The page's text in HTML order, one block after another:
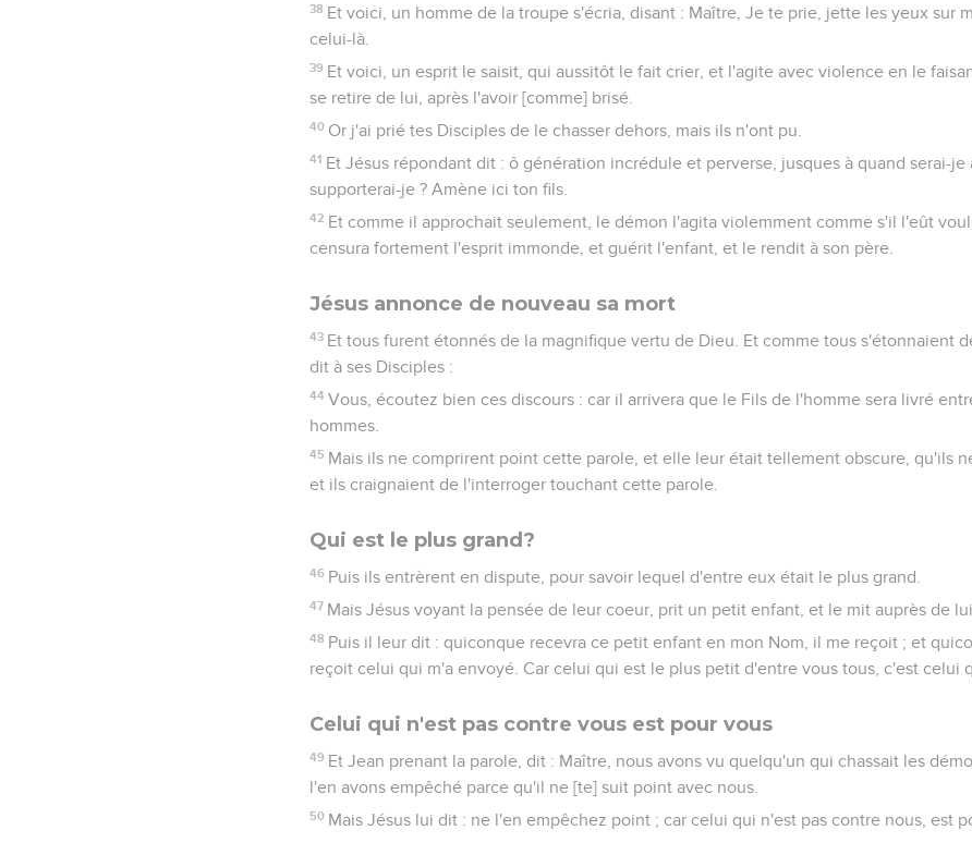
38 Et voici, un homme de la troupe s'écria, disant : Maître, Je te prie, jette les yeux sur
celui-là.
39 Et voici, un esprit le saisit, qui aussitôt le fait crier, et l'agite avec violence en le
se retire de lui, après l'avoir [comme] brisé.
40 Or j'ai prié tes Disciples de le chasser dehors, mais ils n'ont pu.
41 Et Jésus répondant dit : ô génération incrédule et perverse, jusques à quand serai-je
supporterai-je ? Amène ici ton fils.
42 Et comme il approchait seulement, le démon l'agita violemment comme s'il l'eût
censura fortement l'esprit immonde, et guérit l'enfant, et le rendit à son père.
Jésus annonce de nouveau sa mort
43 Et tous furent étonnés de la magnifique vertu de Dieu. Et comme tous s'étonnaient
dit à ses Disciples :
44 Vous, écoutez bien ces discours : car il arrivera que le Fils de l'homme sera livré
hommes.
45 Mais ils ne comprirent point cette parole, et elle leur était tellement obscure, qu'ils
et ils craignaient de l'interroger touchant cette parole.
Qui est le plus grand?
46 Puis ils entrèrent en dispute, pour savoir lequel d'entre eux était le plus grand.
47 Mais Jésus voyant la pensée de leur coeur, prit un petit enfant, et le mit auprès de
48 Puis il leur dit : quiconque recevra ce petit enfant en mon Nom, il me reçoit ; et
reçoit celui qui m'a envoyé. Car celui qui est le plus petit d'entre vous tous, c'est celui
Celui qui n'est pas contre vous est pour vous
49 Et Jean prenant la parole, dit : Maître, nous avons vu quelqu'un qui chassait les
l'en avons empêché parce qu'il ne [te] suit point avec nous.
50 Mais Jésus lui dit : ne l'en empêchez point ; car celui qui n'est pas contre nous, est